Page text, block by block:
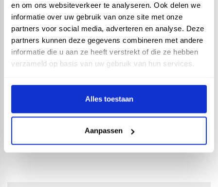
en om ons websiteverkeer te analyseren. Ook delen we
informatie over uw gebruik van onze site met onze
partners voor social media, adverteren en analyse. Deze
partners kunnen deze gegevens combineren met andere
informatie die u aan ze heeft verstrekt of die ze hebben
verzameld op basis van uw gebruik van hun services.
Alles toestaan
Aanpassen
Flexbuis - 3/4 - 19mm -